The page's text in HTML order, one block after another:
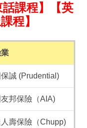
話課程】【英
程】
誠 (Prudential)
邦保險（AIA)
壽保險（Chupp)